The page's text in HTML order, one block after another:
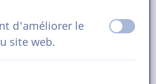
d'améliorer le
site web.
éteint